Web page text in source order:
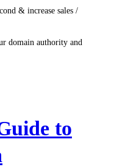
& increase sales /
domain authority and
to